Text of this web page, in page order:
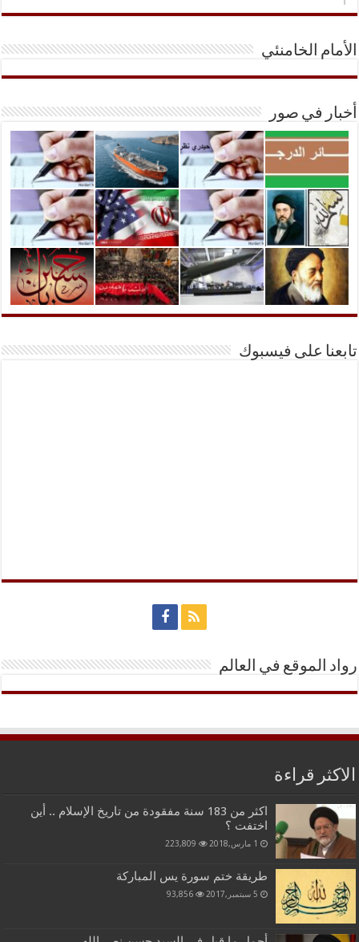
الأمام الخامنئي
أخبار في صور
تابعنا على فيسبوك
رواد الموقع في العالم
الاكثر قراءة
اكثر من 183 سنة مفقودة من تاريخ الإسلام .. أين
اختفت ؟
1 مارس,2018 223,809
طريقة ختم سورة يس المباركة
5 سبتمبر,2017 93,856